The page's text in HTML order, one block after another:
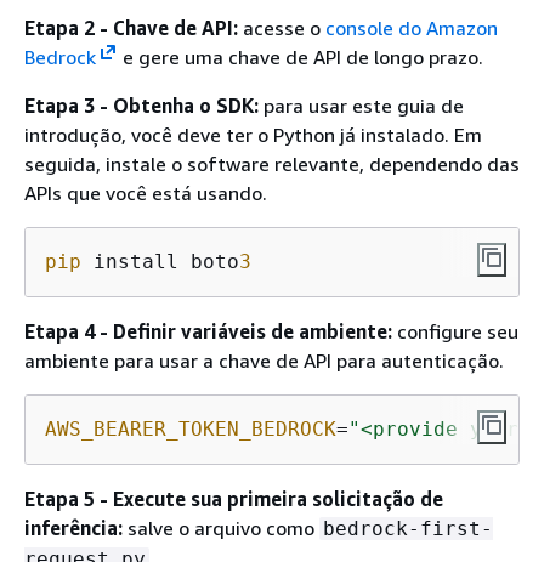
Etapa 2 - Chave de API: acesse o console do Amazon
Bedrock
e gere uma chave de API de longo prazo.
Etapa 3 - Obtenha o SDK: para usar este guia de
introdução, você deve ter o Python já instalado. Em
seguida, instale o software relevante, dependendo das
APIs que você está usando.
pip install boto3
Etapa 4 - Definir variáveis de ambiente: configure seu
ambiente para usar a chave de API para autenticação.
AWS_BEARER_TOKEN_BEDROCK="<provide your
Etapa 5 - Execute sua primeira solicitação de
inferência: salve o arquivo como bedrock-first-